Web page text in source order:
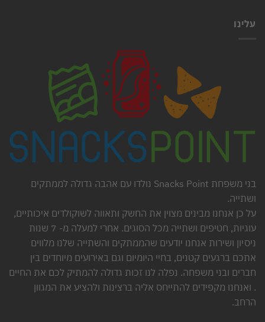
עלינו
בני משפחת Snacks Point נולדו עם אהבה גדולה לממתקים
ושתייה.
על כן אנחנו מבינים מצוין את החשק ותאווה לשוקולדים איכותיים,
עוגיות, חטיפים ושתייה מכל הסוגים. אחרי למעלה מ- 7 שנות
ניסיון ושירות אנחנו יודעים שהממתקים והשתייה שלנו מלווים
אתכם ברגעים קטנים, בחיי היומיום וגם באירועים מיוחדים בין
חברים ובני משפחה. נפלה לנו זכות גדולה להמתיק לכם את החיים
. ואנחנו מקפידים להתייחס אליה ברצינות ולהציע את המגוון
הרחב.